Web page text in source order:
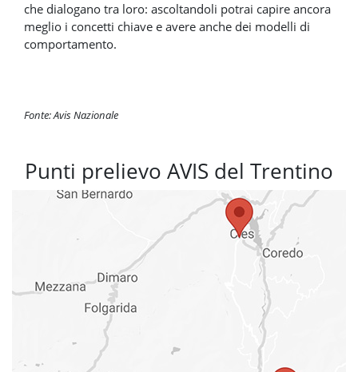
che dialogano tra loro: ascoltandoli potrai capire ancora
meglio i concetti chiave e avere anche dei modelli di
comportamento.
Fonte: Avis Nazionale
Punti prelievo AVIS del Trentino